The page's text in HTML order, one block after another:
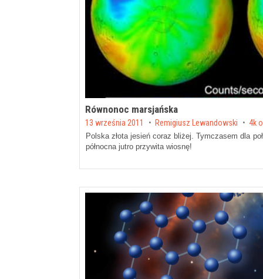
Równonoc marsjańska
Posted on
13 września 2011 by Remigiusz Lewandowski 4k
Polska złota jesień coraz bliżej. Tymczasem dla
północna jutro przywita wiosnę!